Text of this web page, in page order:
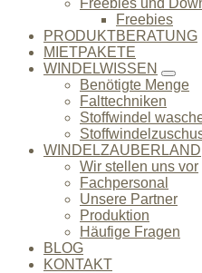
Freebies und
Freebies
PRODUKTBERATUNG
MIETPAKETE
WINDELWISSEN
Benötigte Menge
Falttechniken
Stoffwindel
WINDELZAUBERLAND
Wir stellen uns vor
Fachpersonal
Unsere Partner
Produktion
Häufige Fragen
BLOG
KONTAKT